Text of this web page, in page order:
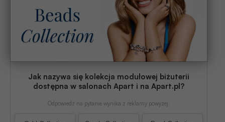
Jak nazywa się kolekcja modułowej biżuterii
dostępna w salonach Apart i na Apart.pl?
Odpowiedź na pytanie wynika z reklamy powyżej.